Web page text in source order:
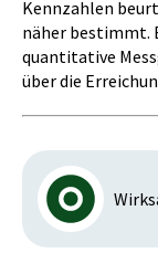
Kennzahlen
näher bestimmt.
quantitative
über die